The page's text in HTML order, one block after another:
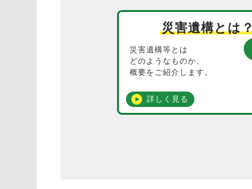
災害遺構とは？
災害遺構等とは
どのようなものか、
概要をご紹介します。
詳しく見る